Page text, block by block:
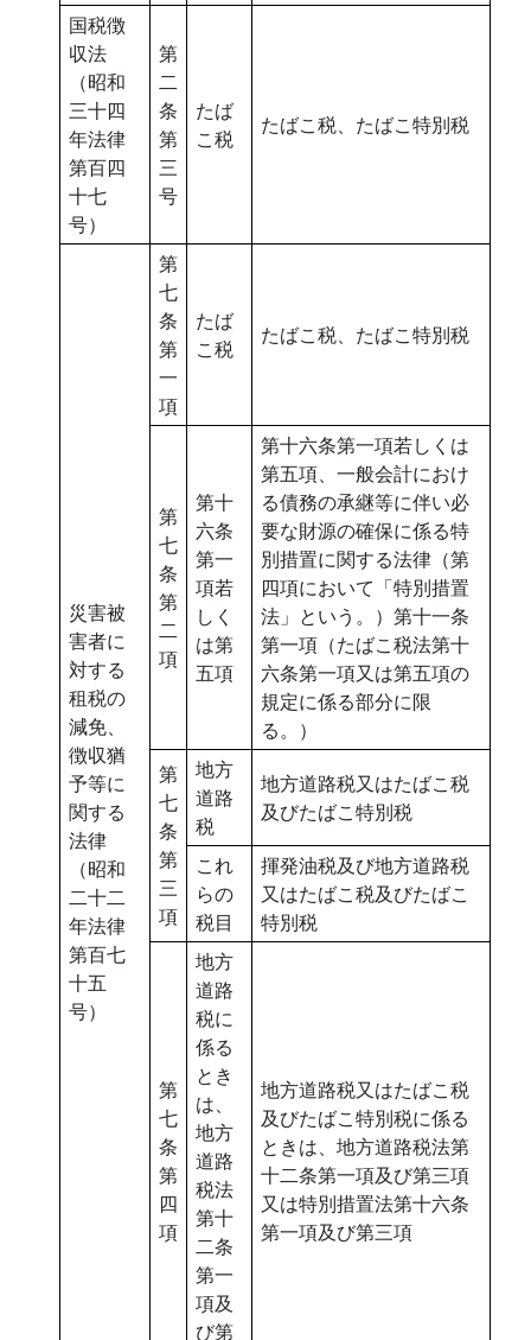
国税徴
収法
（昭和
三十四
年法律
第百四
十七
号）
第
二
条
第
三
号
たば
こ税
たばこ税、たばこ特別税
災害被
害者に
対する
租税の
減免、
徴収猶
予等に
関する
法律
（昭和
二十二
年法律
第百七
十五
号）
第
七
条
第
一
項
たば
こ税
たばこ税、たばこ特別税
第
七
条
第
二
項
第十
六条
第一
項若
しく
は第
五項
第十六条第一項若しくは
第五項、一般会計におけ
る債務の承継等に伴い必
要な財源の確保に係る特
別措置に関する法律（第
四項において「特別措置
法」という。）第十一条
第一項（たばこ税法第十
六条第一項又は第五項の
規定に係る部分に限
る。）
第
七
条
第
三
項
地方
道路
税
地方道路税又はたばこ税
及びたばこ特別税
これ
らの
税目
揮発油税及び地方道路税
又はたばこ税及びたばこ
特別税
第
七
条
第
四
項
地方
道路
税に
係る
とき
は、
地方
道路
税法
第十
二条
第一
項及
び第
地方道路税又はたばこ税
及びたばこ特別税に係る
ときは、地方道路税法第
十二条第一項及び第三項
又は特別措置法第十六条
第一項及び第三項